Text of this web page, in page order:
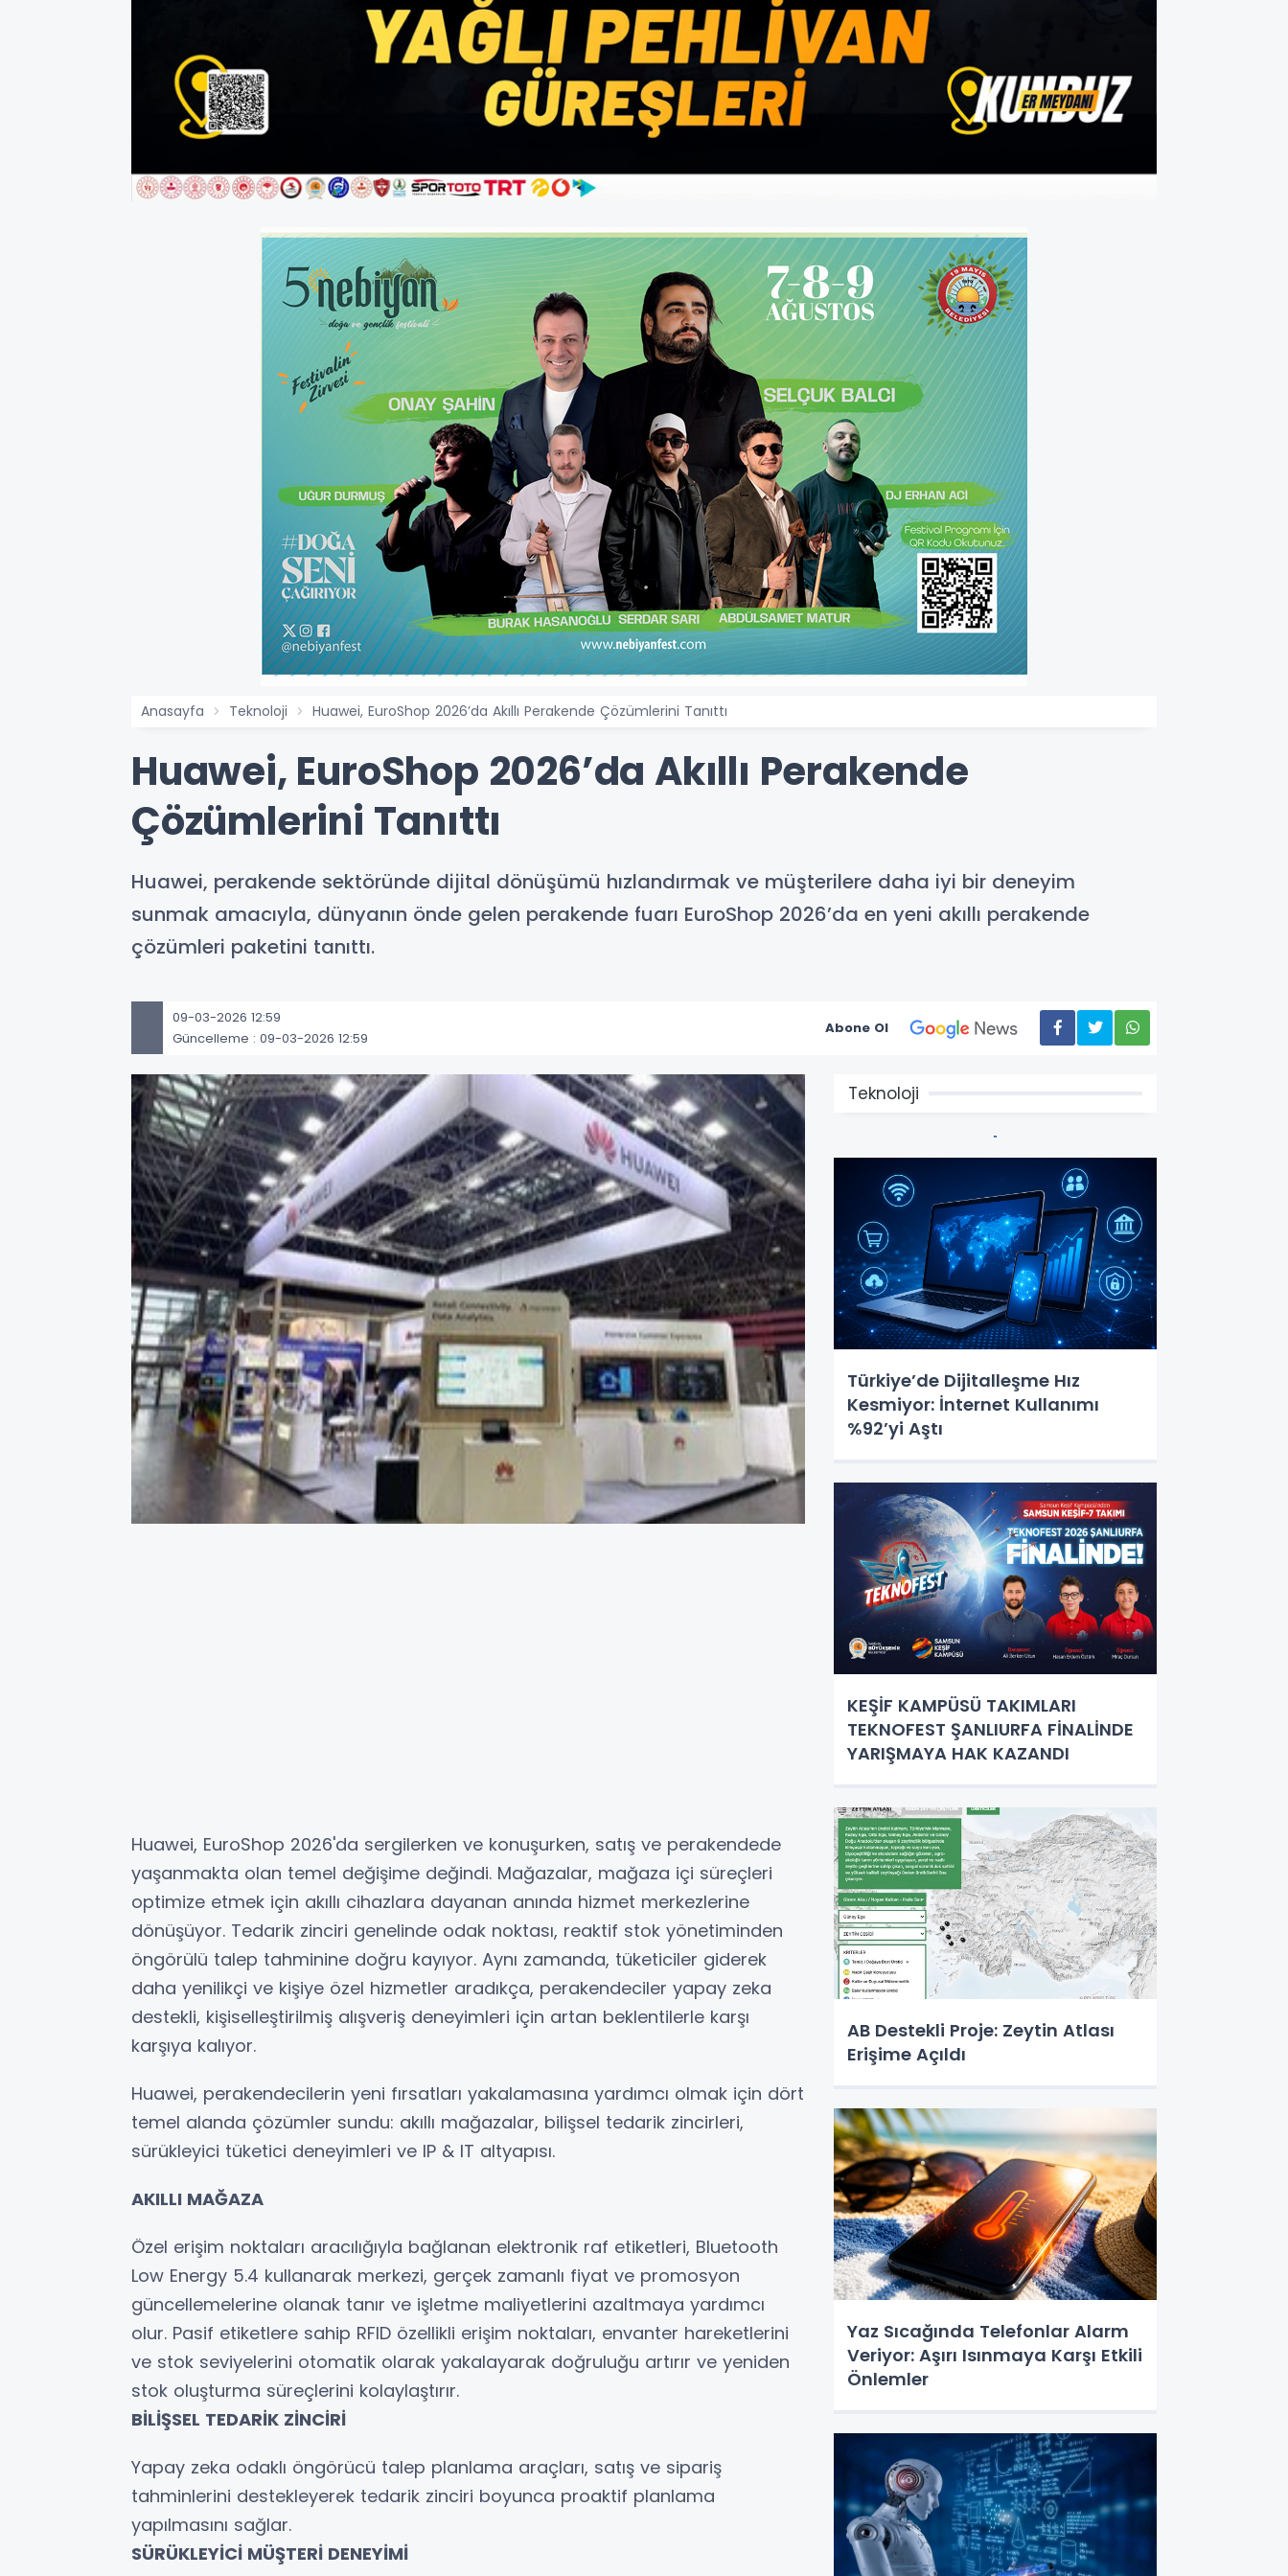
Anasayfa Teknoloji Huawei, EuroShop 2026’da Akıllı Perakende Çözümlerini Tanıttı
Huawei, EuroShop 2026’da Akıllı Perakende
Çözümlerini Tanıttı
Huawei, perakende sektöründe dijital dönüşümü hızlandırmak ve müşterilere daha iyi bir deneyim
sunmak amacıyla, dünyanın önde gelen perakende fuarı EuroShop 2026’da en yeni akıllı perakende
çözümleri paketini tanıttı.
09-03-2026 12:59
Güncelleme : 09-03-2026 12:59
Abone Ol
Huawei, EuroShop 2026'da sergilerken ve konuşurken, satış ve perakendede
yaşanmakta olan temel değişime değindi. Mağazalar, mağaza içi süreçleri
optimize etmek için akıllı cihazlara dayanan anında hizmet merkezlerine
dönüşüyor. Tedarik zinciri genelinde odak noktası, reaktif stok yönetiminden
öngörülü talep tahminine doğru kayıyor. Aynı zamanda, tüketiciler giderek
daha yenilikçi ve kişiye özel hizmetler aradıkça, perakendeciler yapay zeka
destekli, kişiselleştirilmiş alışveriş deneyimleri için artan beklentilerle karşı
karşıya kalıyor.
Huawei, perakendecilerin yeni fırsatları yakalamasına yardımcı olmak için dört
temel alanda çözümler sundu: akıllı mağazalar, bilişsel tedarik zincirleri,
sürükleyici tüketici deneyimleri ve IP & IT altyapısı.
AKILLI MAĞAZA
Özel erişim noktaları aracılığıyla bağlanan elektronik raf etiketleri, Bluetooth
Low Energy 5.4 kullanarak merkezi, gerçek zamanlı fiyat ve promosyon
güncellemelerine olanak tanır ve işletme maliyetlerini azaltmaya yardımcı
olur. Pasif etiketlere sahip RFID özellikli erişim noktaları, envanter hareketlerini
ve stok seviyelerini otomatik olarak yakalayarak doğruluğu artırır ve yeniden
stok oluşturma süreçlerini kolaylaştırır.
BİLİŞSEL TEDARİK ZİNCİRİ
Yapay zeka odaklı öngörücü talep planlama araçları, satış ve sipariş
tahminlerini destekleyerek tedarik zinciri boyunca proaktif planlama
yapılmasını sağlar.
SÜRÜKLEYİCİ MÜŞTERİ DENEYİMİ
Teknoloji
Türkiye’de Dijitalleşme Hız
Kesmiyor: İnternet Kullanımı
%92’yi Aştı
KEŞİF KAMPÜSÜ TAKIMLARI
TEKNOFEST ŞANLIURFA FİNALİNDE
YARIŞMAYA HAK KAZANDI
AB Destekli Proje: Zeytin Atlası
Erişime Açıldı
Yaz Sıcağında Telefonlar Alarm
Veriyor: Aşırı Isınmaya Karşı Etkili
Önlemler